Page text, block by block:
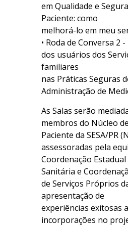
em Qualidade e
Paciente: como
melhorá-lo em meu
• Roda de Conversa 2
dos usuários dos
familiares
nas Práticas Seguras
Administração de
As Salas serão
membros do Núcleo
Paciente da SESA/PR
assessoradas pela
Coordenação
Sanitária e
de Serviços Próprios
apresentação de
experiências exitosas
incorporações no